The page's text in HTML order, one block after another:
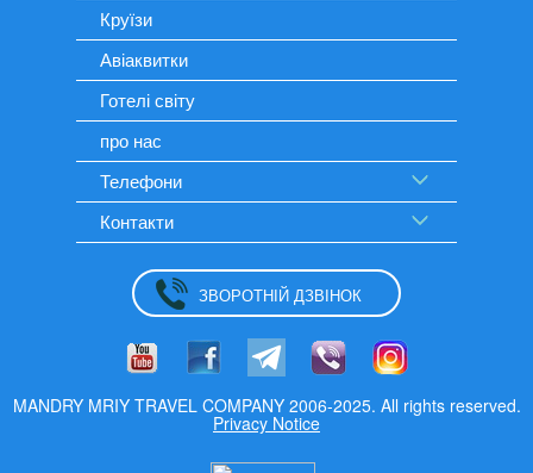
Круїзи
Авіаквитки
Готелі світу
про нас
Телефони
Контакти
ЗВОРОТНІЙ ДЗВІНОК
MANDRY MRIY TRAVEL COMPANY 2006-2025. All rights reserved.
Privacy Notice